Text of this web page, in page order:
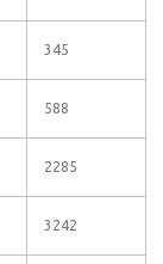
345
588
2285
3242